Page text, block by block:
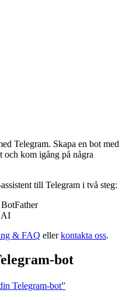
Telegram. Skapa en bot med
kom igång på några
till Telegram i två steg:
AI
& FAQ ellerkontakta oss.
bot
Telegram-bot”